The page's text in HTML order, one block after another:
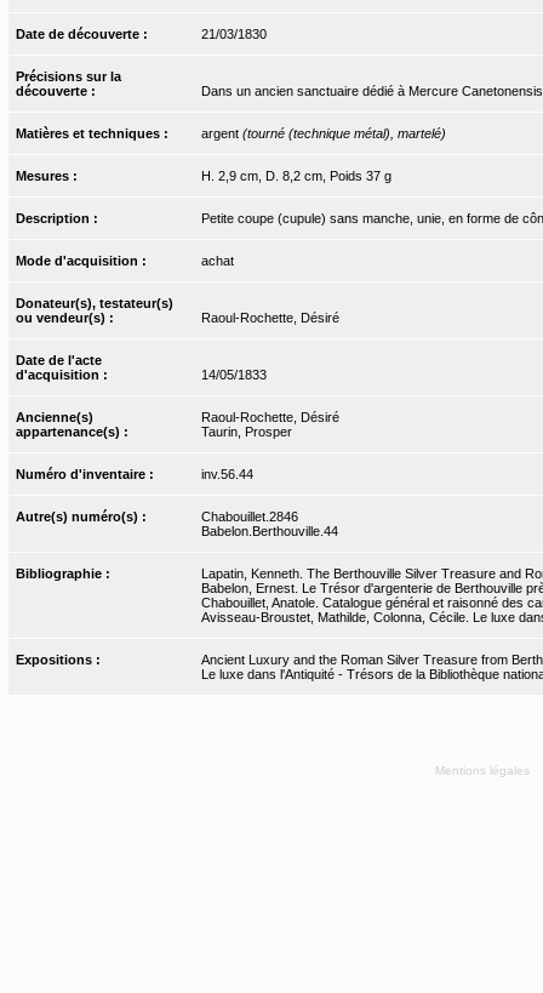
Date de découverte : 21/03/1830
Précisions sur la
découverte :
Dans un ancien sanctuaire dédié à Mercure
Matières et techniques : argent (tourné (technique métal), martelé)
Mesures : H. 2,9 cm, D. 8,2 cm, Poids 37 g
Description : Petite coupe (cupule) sans manche, unie, en forme de
Mode d'acquisition : achat
Donateur(s), testateur(s)
ou vendeur(s) :
Raoul-Rochette, Désiré
Date de l'acte
d'acquisition :
14/05/1833
Ancienne(s)
appartenance(s) :
Raoul-Rochette, Désiré
Taurin, Prosper
Numéro d'inventaire : inv.56.44
Autre(s) numéro(s) :
Chabouillet.2846
Babelon.Berthouville.44
Bibliographie :
Lapatin, Kenneth. The Berthouville Silver Treasure and
Babelon, Ernest. Le Trésor d'argenterie de Berthouville
Chabouillet, Anatole. Catalogue général et raisonné des
Avisseau-Broustet, Mathilde, Colonna, Cécile. Le luxe
Expositions :
Ancient Luxury and the Roman Silver Treasure from
Le luxe dans l'Antiquité - Trésors de la Bibliothèque
Mentions légales